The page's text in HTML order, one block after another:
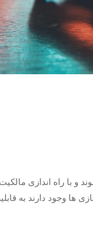
ها وجود دارند به